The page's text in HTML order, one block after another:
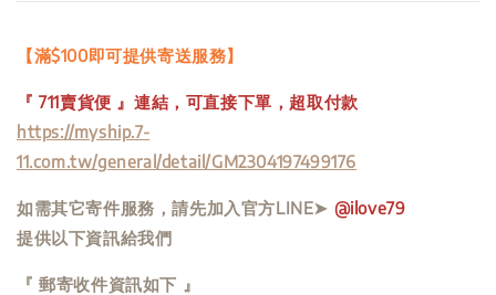
【滿$100即可提供寄送服務】
『 711賣貨便 』連結，可直接下單，超取付款
https://myship.7-
11.com.tw/general/detail/GM2304197499176
如需其它寄件服務，請先加入官方LINE➤ @ilove79
提供以下資訊給我們
『 郵寄收件資訊如下 』